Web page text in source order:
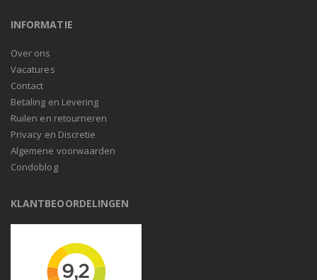
INFORMATIE
Over ons
Vacatures
Contact
Betaling en Levering
Ruilen en retourneren
Privacy en Discretie
Algemene voorwaarden
Condoblog
KLANTBEOORDELINGEN